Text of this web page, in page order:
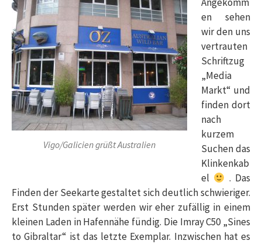
Vigo/Galicien grüßt Australien
en sehen
wir den uns
vertrauten
Schriftzug
„Media
Markt“ und
finden dort
nach
kurzem
Suchen das
Klinkenkab
el
. Das
Finden der Seekarte gestaltet sich deutlich schwieriger.
Erst Stunden später werden wir eher zufällig in einem
kleinen Laden in Hafennähe fündig. Die Imray C50 „Sines
to Gibraltar“ ist das letzte Exemplar. Inzwischen hat es